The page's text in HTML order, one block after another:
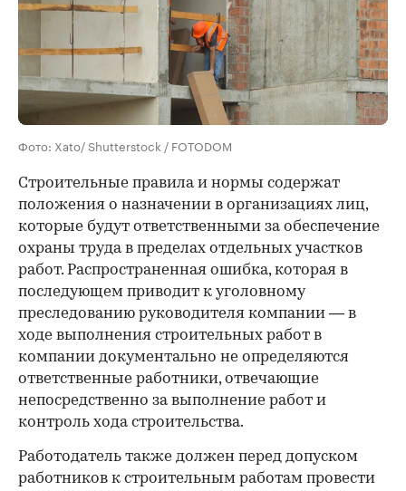
Фото: Xato/ Shutterstock / FOTODOM
Строительные правила и нормы содержат
положения о назначении в организациях лиц,
которые будут ответственными за обеспечение
охраны труда в пределах отдельных участков
работ. Распространенная ошибка, которая в
последующем приводит к уголовному
преследованию руководителя компании — в
ходе выполнения строительных работ в
компании документально не определяются
ответственные работники, отвечающие
непосредственно за выполнение работ и
контроль хода строительства.
Работодатель также должен перед допуском
работников к строительным работам провести